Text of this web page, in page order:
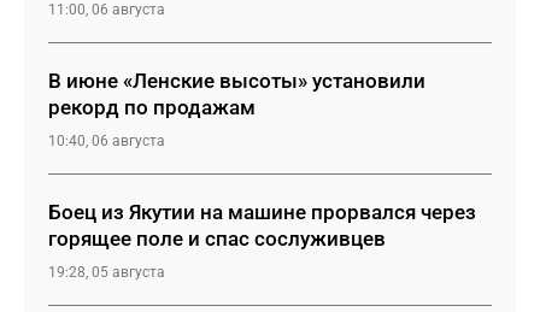
11:00, 06 августа
В июне «Ленские высоты» установили
рекорд по продажам
10:40, 06 августа
Боец из Якутии на машине прорвался через
горящее поле и спас сослуживцев
19:28, 05 августа